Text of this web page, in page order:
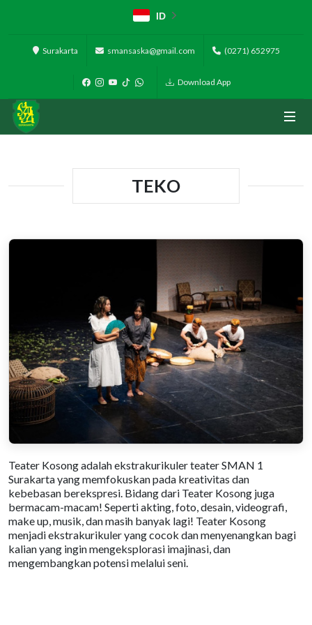
ID
Surakarta smansaska@gmail.com (0271) 652975
Download App
TEKO
Teater Kosong adalah ekstrakurikuler teater SMAN 1
Surakarta yang memfokuskan pada kreativitas dan
kebebasan berekspresi. Bidang dari Teater Kosong juga
bermacam-macam! Seperti akting, foto, desain, videografi,
make up, musik, dan masih banyak lagi! Teater Kosong
menjadi ekstrakurikuler yang cocok dan menyenangkan bagi
kalian yang ingin mengeksplorasi imajinasi, dan
mengembangkan potensi melalui seni.